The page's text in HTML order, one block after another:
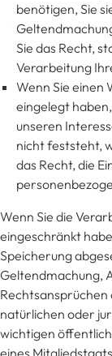
benötigen, Sie
Sie das Recht,
Verarbeitung
Wenn Sie einen
eingelegt
unseren
nicht feststeht,
das Recht, die
Wenn Sie die
eingeschränkt
Speicherung
Geltendmachung,
natürlichen oder
wichtigen
eines